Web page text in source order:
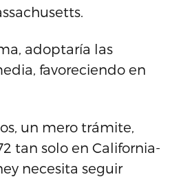
adoptaría las
favoreciendo en
un mero trámite,
tan solo en California-
necesita seguir